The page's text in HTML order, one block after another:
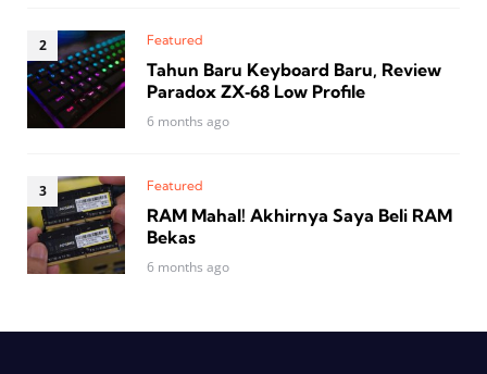
Featured
Tahun Baru Keyboard Baru, Review
Paradox ZX‑68 Low Profile
6 months ago
Featured
RAM Mahal! Akhirnya Saya Beli RAM
Bekas
6 months ago